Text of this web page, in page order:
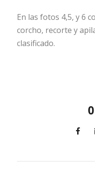
En las fotos 4,5, y 6
corcho, recorte y
clasificado.
0